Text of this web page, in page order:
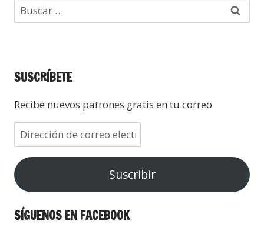
SUSCRÍBETE
Recibe nuevos patrones gratis en tu correo
Suscribir
SÍGUENOS EN FACEBOOK